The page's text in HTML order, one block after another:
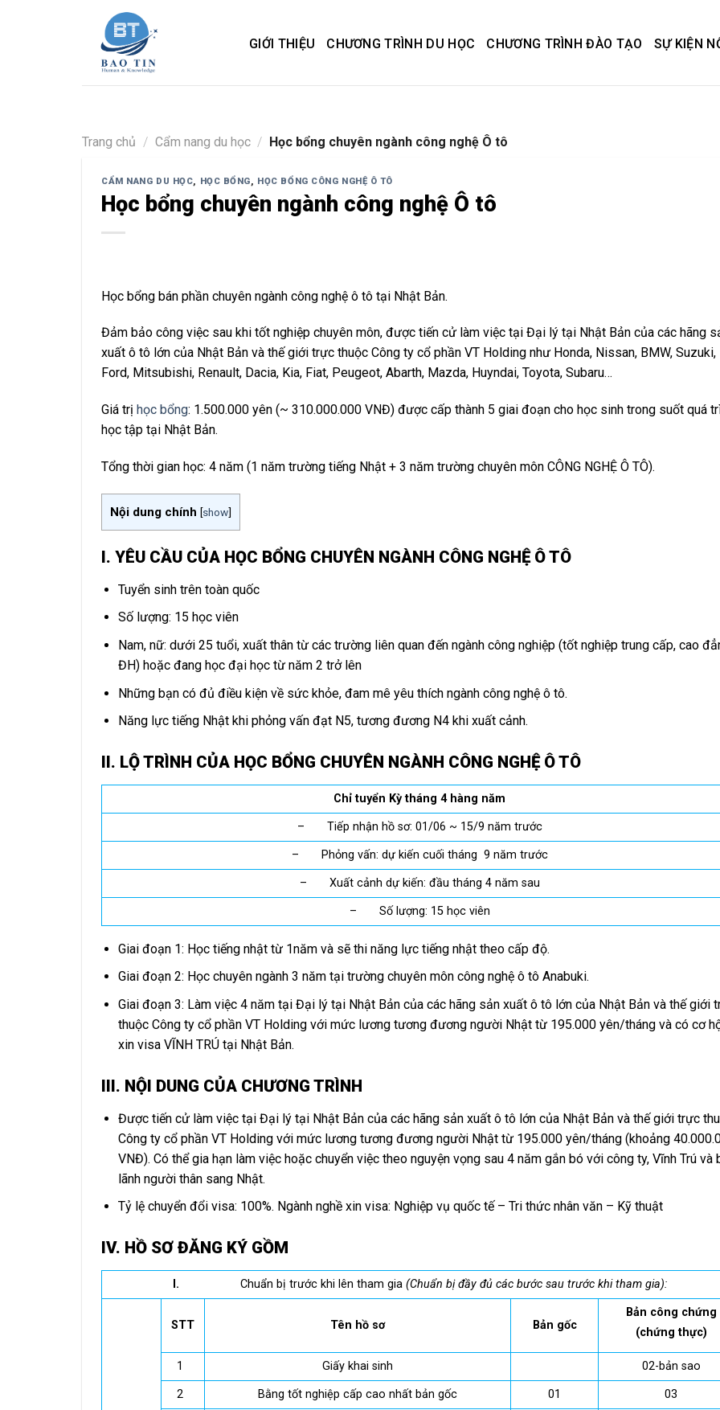
GIỚI THIỆU CHƯƠNG TRÌNH DU HỌC CHƯƠNG TRÌNH ĐÀO TẠO SỰ KIỆN
Trang chủ / Cẩm nang du học / Học bổng chuyên ngành công nghệ Ô tô
CẨM NANG DU HỌC, HỌC BỔNG, HỌC BỔNG CÔNG NGHỆ Ô TÔ
Học bổng chuyên ngành công nghệ Ô tô
Học bổng bán phần chuyên ngành công nghệ ô tô tại Nhật Bản.
Đảm bảo công việc sau khi tốt nghiệp chuyên môn, được tiến cử làm việc tại Đại lý tại Nhật Bản của các hãng
xuất ô tô lớn của Nhật Bản và thế giới trực thuộc Công ty cổ phần VT Holding như Honda, Nissan, BMW, Suzuki,
Ford, Mitsubishi, Renault, Dacia, Kia, Fiat, Peugeot, Abarth, Mazda, Huyndai, Toyota, Subaru…
Giá trị học bổng: 1.500.000 yên (~ 310.000.000 VNĐ) được cấp thành 5 giai đoạn cho học sinh trong suốt quá
học tập tại Nhật Bản.
Tổng thời gian học: 4 năm (1 năm trường tiếng Nhật + 3 năm trường chuyên môn CÔNG NGHỆ Ô TÔ).
Nội dung chính [show]
I. YÊU CẦU CỦA HỌC BỔNG CHUYÊN NGÀNH CÔNG NGHỆ Ô TÔ
Tuyển sinh trên toàn quốc
Số lượng: 15 học viên
Nam, nữ: dưới 25 tuổi, xuất thân từ các trường liên quan đến ngành công nghiệp (tốt nghiệp trung cấp, cao
ĐH) hoặc đang học đại học từ năm 2 trở lên
Những bạn có đủ điều kiện về sức khỏe, đam mê yêu thích ngành công nghệ ô tô.
Năng lực tiếng Nhật khi phỏng vấn đạt N5, tương đương N4 khi xuất cảnh.
II. LỘ TRÌNH CỦA HỌC BỔNG CHUYÊN NGÀNH CÔNG NGHỆ Ô TÔ
Chỉ tuyển Kỳ tháng 4 hàng năm
– Tiếp nhận hồ sơ: 01/06 ~ 15/9 năm trước
– Phỏng vấn: dự kiến cuối tháng 9 năm trước
– Xuất cảnh dự kiến: đầu tháng 4 năm sau
– Số lượng: 15 học viên
Giai đoạn 1: Học tiếng nhật từ 1năm và sẽ thi năng lực tiếng nhật theo cấp độ.
Giai đoạn 2: Học chuyên ngành 3 năm tại trường chuyên môn công nghệ ô tô Anabuki.
Giai đoạn 3: Làm việc 4 năm tại Đại lý tại Nhật Bản của các hãng sản xuất ô tô lớn của Nhật Bản và thế giới
thuộc Công ty cổ phần VT Holding với mức lương tương đương người Nhật từ 195.000 yên/tháng và có cơ
xin visa VĨNH TRÚ tại Nhật Bản.
III. NỘI DUNG CỦA CHƯƠNG TRÌNH
Được tiến cử làm việc tại Đại lý tại Nhật Bản của các hãng sản xuất ô tô lớn của Nhật Bản và thế giới trực
Công ty cổ phần VT Holding với mức lương tương đương người Nhật từ 195.000 yên/tháng (khoảng
VNĐ). Có thể gia hạn làm việc hoặc chuyển việc theo nguyện vọng sau 4 năm gắn bó với công ty, Vĩnh Trú và
lãnh người thân sang Nhật.
Tỷ lệ chuyển đổi visa: 100%. Ngành nghề xin visa: Nghiệp vụ quốc tế – Tri thức nhân văn – Kỹ thuật
IV. HỒ SƠ ĐĂNG KÝ GỒM
I. Chuẩn bị trước khi lên tham gia(Chuẩn bị đầy đủ các bước sau trước khi tham gia):
STT Tên hồ sơ Bản gốc
Bản công chứng
(chứng thực)
1 Giấy khai sinh 02-bản sao
2 Bằng tốt nghiệp cấp cao nhất bản gốc 01 03